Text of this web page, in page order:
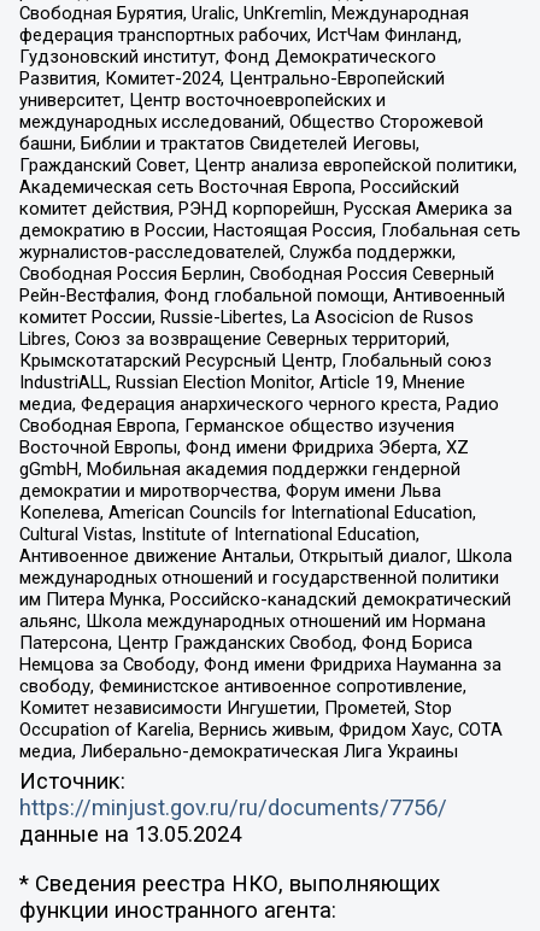
Свободная Бурятия, Uralic, UnKremlin, Международная
федерация транспортных рабочих, ИстЧам Финланд,
Гудзоновский институт, Фонд Демократического
Развития, Комитет-2024, Центрально-Европейский
университет, Центр восточноевропейских и
международных исследований, Общество Сторожевой
башни, Библии и трактатов Свидетелей Иеговы,
Гражданский Совет, Центр анализа европейской политики,
Академическая сеть Восточная Европа, Российский
комитет действия, РЭНД корпорейшн, Русская Америка за
демократию в России, Настоящая Россия, Глобальная сеть
журналистов-расследователей, Служба поддержки,
Свободная Россия Берлин, Свободная Россия Северный
Рейн-Вестфалия, Фонд глобальной помощи, Антивоенный
комитет России, Russie-Libertes, La Asocicion de Rusos
Libres, Союз за возвращение Северных территорий,
Крымскотатарский Ресурсный Центр, Глобальный союз
IndustriALL, Russian Election Monitor, Article 19, Мнение
медиа, Федерация анархического черного креста, Радио
Свободная Европа, Германское общество изучения
Восточной Европы, Фонд имени Фридриха Эберта, XZ
gGmbH, Мобильная академия поддержки гендерной
демократии и миротворчества, Форум имени Льва
Копелева, American Councils for International Education,
Cultural Vistas, Institute of International Education,
Антивоенное движение Антальи, Открытый диалог, Школа
международных отношений и государственной политики
им Питера Мунка, Российско-канадский демократический
альянс, Школа международных отношений им Нормана
Патерсона, Центр Гражданских Свобод, Фонд Бориса
Немцова за Свободу, Фонд имени Фридриха Науманна за
свободу, Феминистское антивоенное сопротивление,
Комитет независимости Ингушетии, Прометей, Stop
Occupation of Karelia, Вернись живым, Фридом Хаус, СОТА
медиа, Либерально-демократическая Лига Украины
Источник:
https://minjust.gov.ru/ru/documents/7756/
данные на 13.05.2024
* Сведения реестра НКО, выполняющих
функции иностранного агента: